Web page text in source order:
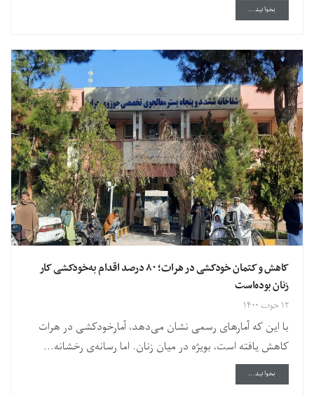
بخوانید...
کاهش و کتمان خودکشی در هرات؛ ۸۰ درصد اقدام به‌خودکشی کار
زنان بوده‌است
۱۲ حوت ۱۴۰۰
با این که آمارهای رسمی نشان می‌دهد، آمارخودکشی در هرات
کاهش یافته است، بویژه در میان زنان. اما رسانه‌ی رخشانه...
بخوانید...